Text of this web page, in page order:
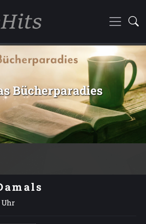
Bücherparadies
Uhr